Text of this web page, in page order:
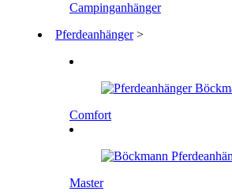
Campinganhänger
Pferdeanhänger >
Comfort
Master